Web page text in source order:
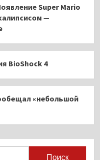
Super Mario
—
BioShock 4
«небольшой